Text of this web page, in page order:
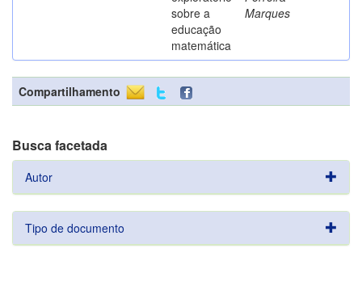
sobre a
educação
matemática
Marques
Compartilhamento
Busca facetada
Autor
Tipo de documento